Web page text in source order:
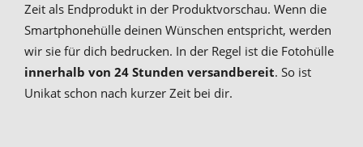
Zeit als Endprodukt in der Produktvorschau. Wenn die
Smartphonehülle deinen Wünschen entspricht, werden
wir sie für dich bedrucken. In der Regel ist die Fotohülle
innerhalb von 24 Stunden versandbereit. So ist
Unikat schon nach kurzer Zeit bei dir.